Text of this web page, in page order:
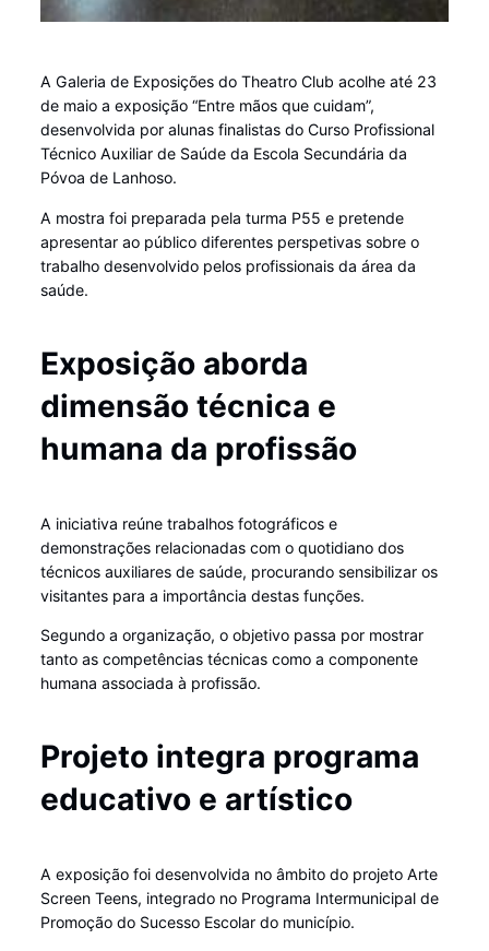
A Galeria de Exposições do Theatro Club acolhe até 23
de maio a exposição “Entre mãos que cuidam”,
desenvolvida por alunas finalistas do Curso Profissional
Técnico Auxiliar de Saúde da Escola Secundária da
Póvoa de Lanhoso.
A mostra foi preparada pela turma P55 e pretende
apresentar ao público diferentes perspetivas sobre o
trabalho desenvolvido pelos profissionais da área da
saúde.
Exposição aborda
dimensão técnica e
humana da profissão
A iniciativa reúne trabalhos fotográficos e
demonstrações relacionadas com o quotidiano dos
técnicos auxiliares de saúde, procurando sensibilizar os
visitantes para a importância destas funções.
Segundo a organização, o objetivo passa por mostrar
tanto as competências técnicas como a componente
humana associada à profissão.
Projeto integra programa
educativo e artístico
A exposição foi desenvolvida no âmbito do projeto Arte
Screen Teens, integrado no Programa Intermunicipal de
Promoção do Sucesso Escolar do município.